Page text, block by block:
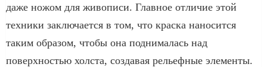
даже ножом для живописи. Главное отличие этой
техники заключается в том, что краска наносится
таким образом, чтобы она поднималась над
поверхностью холста, создавая рельефные элементы.